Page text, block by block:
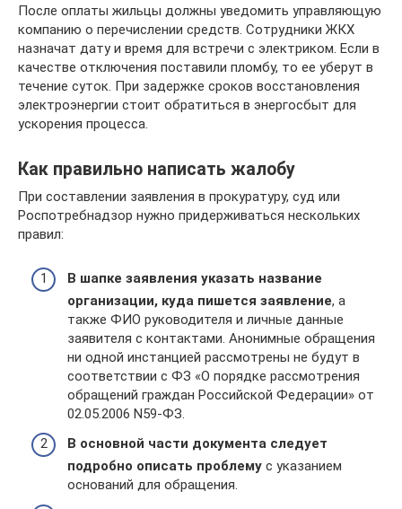
После оплаты жильцы должны уведомить управляющую
компанию о перечислении средств. Сотрудники ЖКХ
назначат дату и время для встречи с электриком. Если в
качестве отключения поставили пломбу, то ее уберут в
течение суток. При задержке сроков восстановления
электроэнергии стоит обратиться в энергосбыт для
ускорения процесса.
Как правильно написать жалобу
При составлении заявления в прокуратуру, суд или
Роспотребнадзор нужно придерживаться нескольких
правил:
В шапке заявления указать название
организации, куда пишется заявление, а
также ФИО руководителя и личные данные
заявителя с контактами. Анонимные обращения
ни одной инстанцией рассмотрены не будут в
соответствии с ФЗ «О порядке рассмотрения
обращений граждан Российской Федерации» от
02.05.2006 N59-ФЗ.
В основной части документа следует
подробно описать проблему с указанием
оснований для обращения.